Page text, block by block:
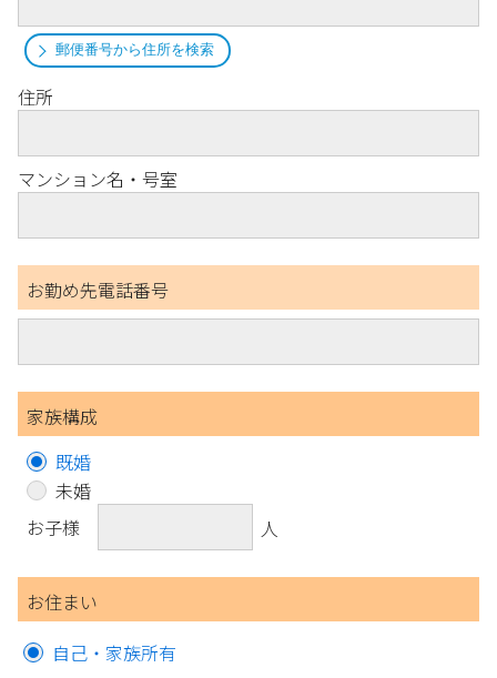
郵便番号から住所を検索
住所
マンション名・号室
お勤め先電話番号
家族構成
既婚
未婚
お子様
人
お住まい
自己・家族所有